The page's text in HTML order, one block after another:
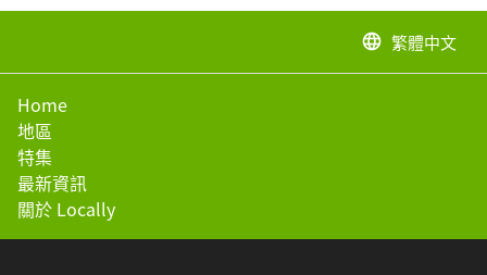
language 繁體中文
Home
地區
特集
最新資訊
關於 Locally